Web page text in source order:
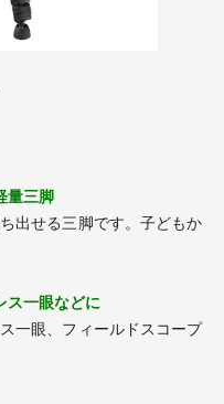
量三脚
出せる三脚です。子どもか
ス一眼などに
ス一眼、フィールドスコープ